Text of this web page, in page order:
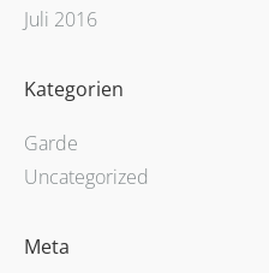
Juli 2016
Kategorien
Garde
Uncategorized
Meta